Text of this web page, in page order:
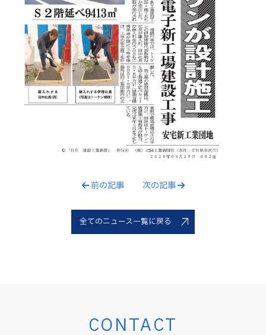
前の記事 次の記事
全てのニュース一覧に戻る
CONTACT